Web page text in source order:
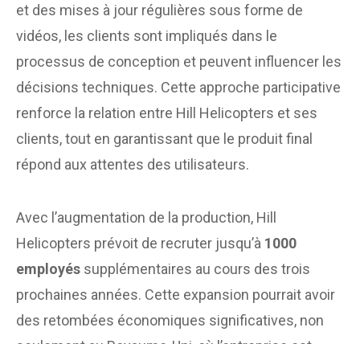
et des mises à jour régulières sous forme de
vidéos, les clients sont impliqués dans le
processus de conception et peuvent influencer les
décisions techniques. Cette approche participative
renforce la relation entre Hill Helicopters et ses
clients, tout en garantissant que le produit final
répond aux attentes des utilisateurs.
Avec l’augmentation de la production, Hill
Helicopters prévoit de recruter jusqu’à 1000
employés supplémentaires au cours des trois
prochaines années. Cette expansion pourrait avoir
des retombées économiques significatives, non